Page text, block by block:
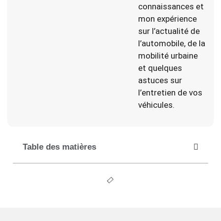
connaissances et
mon expérience
sur l’actualité de
l’automobile, de la
mobilité urbaine
et quelques
astuces sur
l’entretien de vos
véhicules.
Table des matières